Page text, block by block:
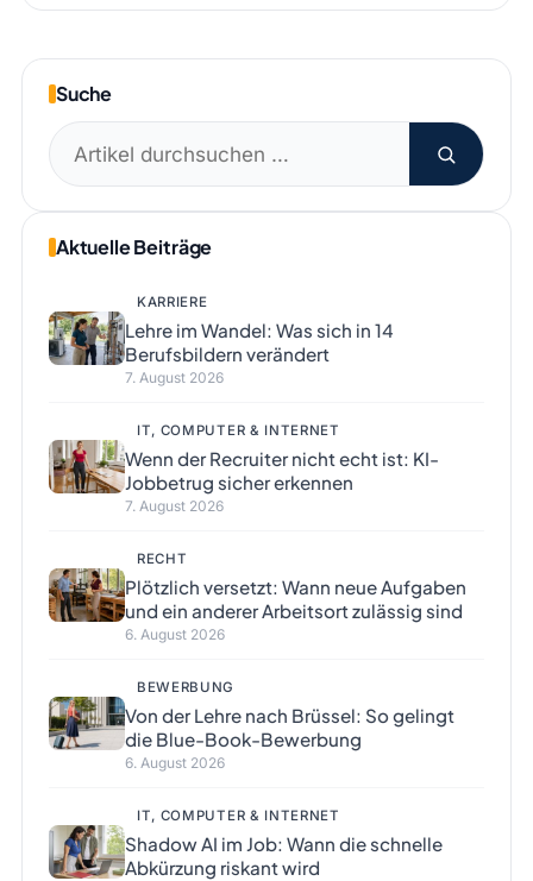
Suche
Suchen
nach:
Aktuelle Beiträge
KARRIERE
Lehre im Wandel: Was sich in 14
Berufsbildern verändert
7. August 2026
IT, COMPUTER & INTERNET
Wenn der Recruiter nicht echt ist: KI-
Jobbetrug sicher erkennen
7. August 2026
RECHT
Plötzlich versetzt: Wann neue Aufgaben
und ein anderer Arbeitsort zulässig sind
6. August 2026
BEWERBUNG
Von der Lehre nach Brüssel: So gelingt
die Blue-Book-Bewerbung
6. August 2026
IT, COMPUTER & INTERNET
Shadow AI im Job: Wann die schnelle
Abkürzung riskant wird